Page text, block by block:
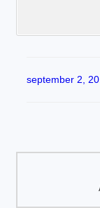
Publicerat
september 2,